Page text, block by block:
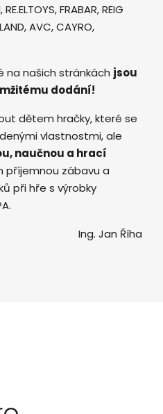
FRABAR, REIG
AVC, CAYRO,
na našich stránkách jsou
dodání!
dětem hračky, které se
vlastnostmi, ale
naučnou a hrací
příjemnou zábavu a
při hře s výrobky
Ing. Jan Říha